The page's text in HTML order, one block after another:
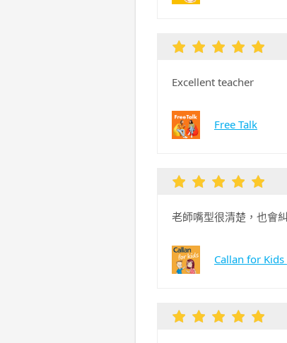
Excellent teacher
Free Talk
老師嘴型很清楚，也會
Callan for Kids